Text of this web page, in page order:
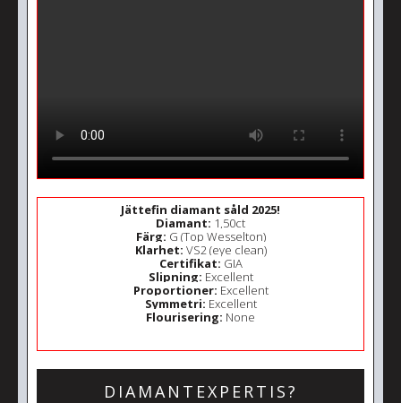
Jättefin diamant såld 2025!
Diamant: 1,50ct
Färg: G (Top Wesselton)
Klarhet: VS2 (eye clean)
Certifikat: GIA
Slipning: Excellent
Proportioner: Excellent
Symmetri: Excellent
Flourisering: None
DIAMANTEXPERTIS?